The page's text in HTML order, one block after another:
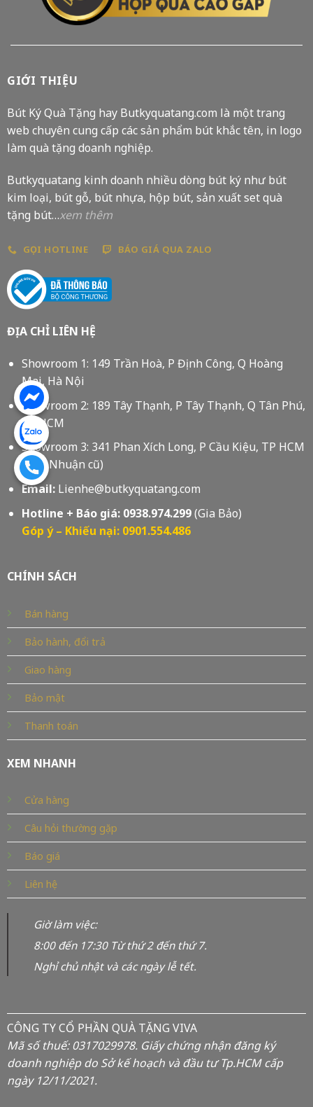
GIỚI THIỆU
Bút Ký Quà Tặng hay Butkyquatang.com là một trang
web chuyên cung cấp các sản phẩm bút khắc tên, in logo
làm quà tặng doanh nghiệp.
Butkyquatang kinh doanh nhiều dòng bút ký như bút
kim loại, bút gỗ, bút nhựa, hộp bút, sản xuất set quà
tặng bút…xem thêm
GỌI HOTLINE BÁO GIÁ QUA ZALO
ĐỊA CHỈ LIÊN HỆ
Showroom 1: 149 Trần Hoà, P Định Công, Q Hoàng
Mai, Hà Nội
Showroom 2: 189 Tây Thạnh, P Tây Thạnh, Q Tân Phú,
Tp HCM
Showroom 3: 341 Phan Xích Long, P Cầu Kiệu, TP HCM
(Phú Nhuận cũ)
Email:Lienhe@butkyquatang.com
Hotline + Báo giá: 0938.974.299(Gia Bảo)
Góp ý – Khiếu nại: 0901.554.486
CHÍNH SÁCH
Bán hàng
Bảo hành, đổi trả
Giao hàng
Bảo mật
Thanh toán
XEM NHANH
Cửa hàng
Câu hỏi thường gặp
Báo giá
Liên hệ
Giờ làm việc:
8:00 đến 17:30 Từ thứ 2 đến thứ 7.
Nghỉ chủ nhật và các ngày lễ tết.
CÔNG TY CỔ PHẦN QUÀ TẶNG VIVA
Mã số thuế: 0317029978. Giấy chứng nhận đăng ký
doanh nghiệp do Sở kế hoạch và đầu tư Tp.HCM cấp
ngày 12/11/2021.